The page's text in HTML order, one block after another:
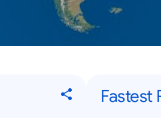
Fastest